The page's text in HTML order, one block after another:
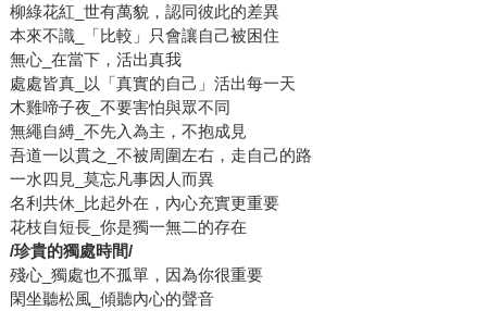
柳綠花紅_世有萬貌，認同彼此的差異
本來不識_「比較」只會讓自己被困住
無心_在當下，活出真我
處處皆真_以「真實的自己」活出每一天
木雞啼子夜_不要害怕與眾不同
無繩自縛_不先入為主，不抱成見
吾道一以貫之_不被周圍左右，走自己的路
一水四見_莫忘凡事因人而異
名利共休_比起外在，內心充實更重要
花枝自短長_你是獨一無二的存在
/珍貴的獨處時間/
殘心_獨處也不孤單，因為你很重要
閑坐聽松風_傾聽內心的聲音